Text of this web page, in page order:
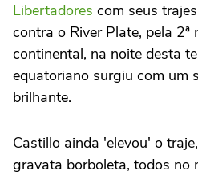
Libertadores com seus
contra o River Plate, pela 2ª
continental, na noite desta
equatoriano surgiu com um
brilhante.
Castillo ainda 'elevou' o
gravata borboleta, todos no